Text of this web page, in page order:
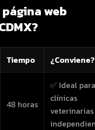
web
Tiempo ¿Conviene?
48 horas
✅ Ideal para
clínicas
veterinarias